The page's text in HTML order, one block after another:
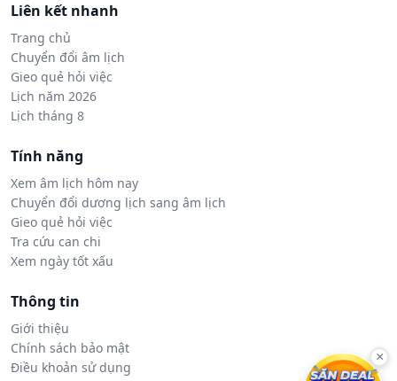
Liên kết nhanh
Trang chủ
Chuyển đổi âm lịch
Gieo quẻ hỏi việc
Lịch năm 2026
Lịch tháng 8
Tính năng
Xem âm lịch hôm nay
Chuyển đổi dương lịch sang âm lịch
Gieo quẻ hỏi việc
Tra cứu can chi
Xem ngày tốt xấu
Thông tin
Giới thiệu
Chính sách bảo mật
Điều khoản sử dụng
×